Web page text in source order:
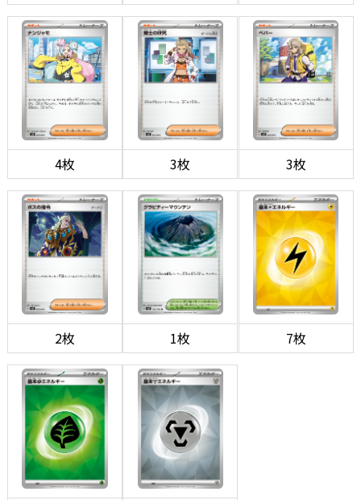
4枚 3枚 3枚
2枚 1枚 7枚